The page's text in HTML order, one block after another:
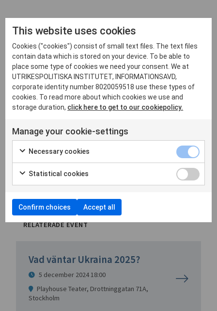
OM EVENTET
31 mars 22 17:30
Hörsalen, Kulturhuset, Stockholm
RELATERADE EVENT
Vad väntar Ukraina 2025?
5 december 2024 18:00
Playhouse Teater, Drottninggatan 71A,
Stockholm
This website uses cookies
Cookies ("cookies") consist of small text files. The text files
contain data which is stored on your device. To be able to
place some type of cookies we need your consent. We at
UTRIKESPOLITISKA INSTITUTET, INFORMATIONSAVD,
corporate identity number 8020059518 use these types of
cookies. To read more about which cookies we use and
storage duration, click here to get to our cookiepolicy.
Manage your cookie-settings
Necessary cookies
Statistical cookies
Confirm choices Accept all